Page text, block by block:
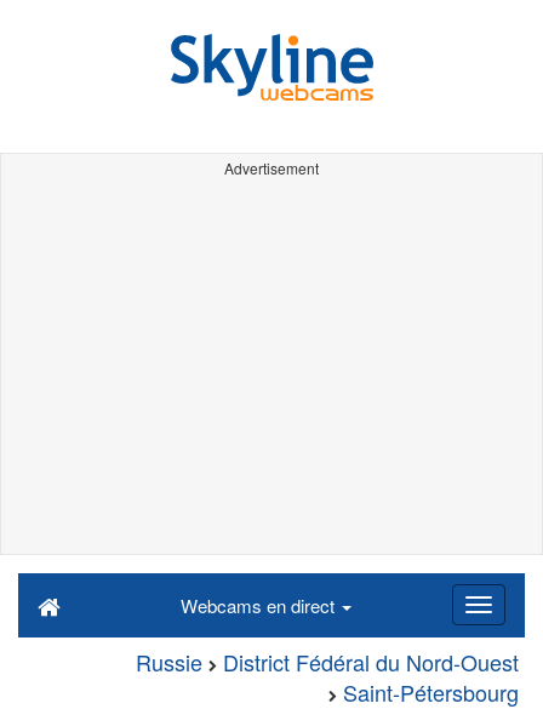
Advertisement
Webcams en direct
Russie
District Fédéral du Nord-Ouest
Saint-Pétersbourg